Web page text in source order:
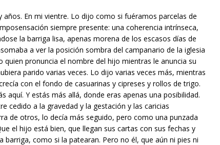
En mi vientre. Lo dijo como si fuéramos parcelas de
siempre presente: una coherencia intrínseca,
la barriga lisa, apenas morena de los escasos días de
a ver la posición sombra del campanario de la iglesia
pronuncia el nombre del hijo mientras le anuncia su
parido varias veces. Lo dijo varias veces más, mientras
con el fondo de casuarinas y cipreses y rollos de trigo.
aquí. Y estás más allá, donde eras apenas una posibilidad.
cedido a la gravedad y la gestación y las caricias
de otros, lo decía más seguido, pero como una punzada
el hijo está bien, que llegan sus cartas con sus fechas y
barriga, como si la patearan. Pero no él, que aún ni pies ni